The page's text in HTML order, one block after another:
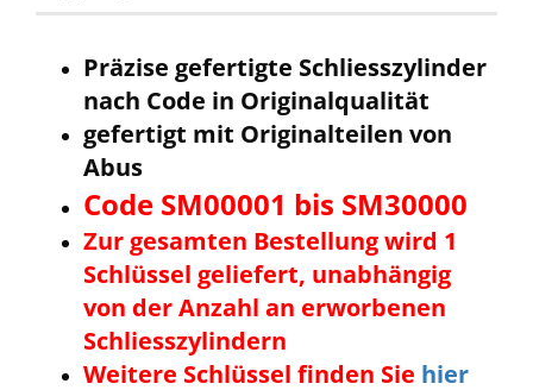
Präzise gefertigte Schliesszylinder
nach Code in Originalqualität
gefertigt mit Originalteilen von
Abus
Code SM00001 bis SM30000
Zur gesamten Bestellung wird 1
Schlüssel geliefert, unabhängig
von der Anzahl an erworbenen
Schliesszylindern
Weitere Schlüssel finden Sie hier